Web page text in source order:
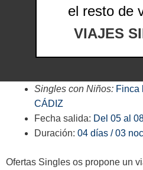
el resto de
VIAJES
Singles con Niños: Finca
CÁDIZ
Fecha salida: Del 05 al
Duración: 04 días / 03
Ofertas Singles os propone un